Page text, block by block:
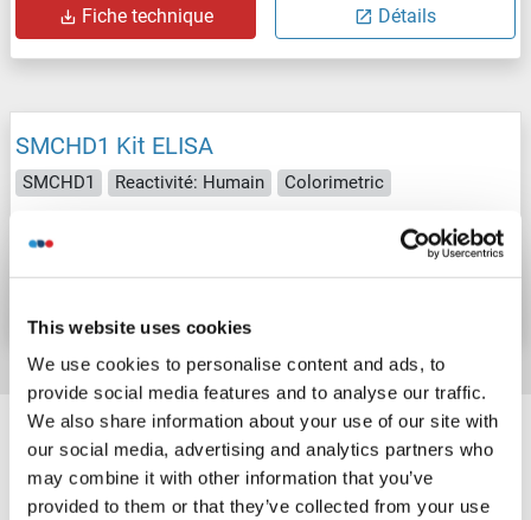
This website uses cookies
We use cookies to personalise content and ads, to
provide social media features and to analyse our traffic.
We also share information about your use of our site with
our social media, advertising and analytics partners who
may combine it with other information that you’ve
provided to them or that they’ve collected from your use
Fiche technique Détails
SMCHD1 Kit ELISA
SMCHD1 Reactivité: Humain Colorimetric
N° du produit ABIN1159918
Target information, Synonyms, Latest
references